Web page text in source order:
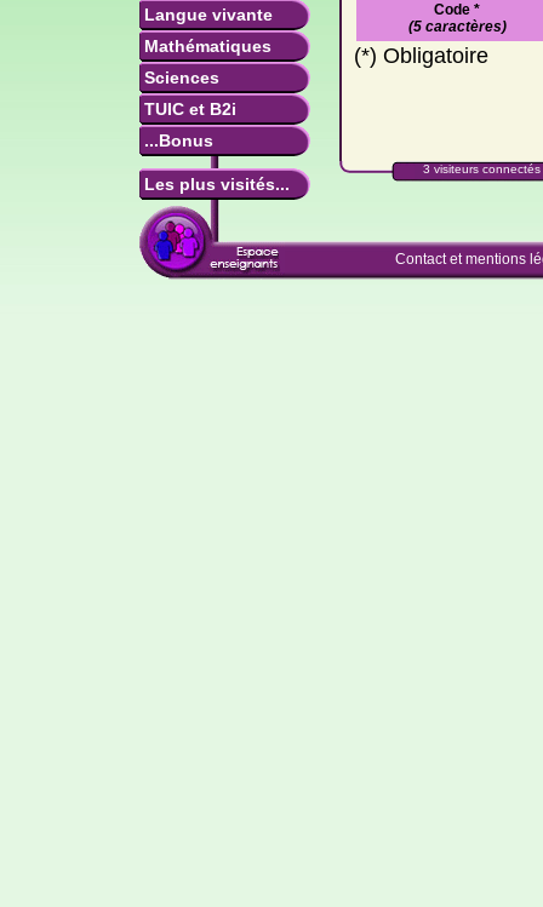
Langue vivante
Mathématiques
Sciences
TUIC et B2i
...Bonus
Les plus visités...
Code *
(5 caractères)
(*) Obligatoire
3 visiteurs
Contact et mentions